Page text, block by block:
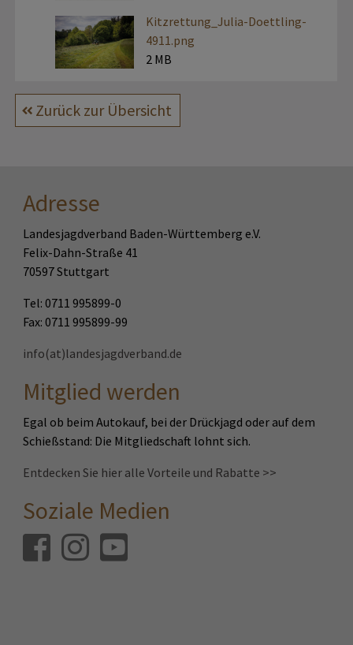
Kitzrettung_Julia-Doettling-
4911.png
2 MB
Zurück zur Übersicht
Adresse
Landesjagdverband Baden-Württemberg e.V.
Felix-Dahn-Straße 41
70597 Stuttgart
Tel: 0711 995899-0
Fax: 0711 995899-99
info(at)landesjagdverband.de
Mitglied werden
Egal ob beim Autokauf, bei der Drückjagd oder auf dem
Schießstand: Die Mitgliedschaft lohnt sich.
Entdecken Sie hier alle Vorteile und Rabatte >>
Soziale Medien
Facebook
Instagram